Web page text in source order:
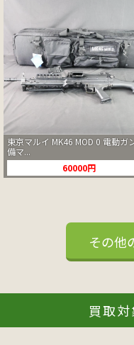
東京マルイ MK46 MOD 0 電動ガ
備マ...
60000円
その他
買取